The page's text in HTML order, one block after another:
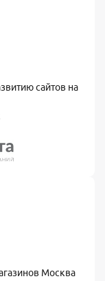
сайтов на
Москва